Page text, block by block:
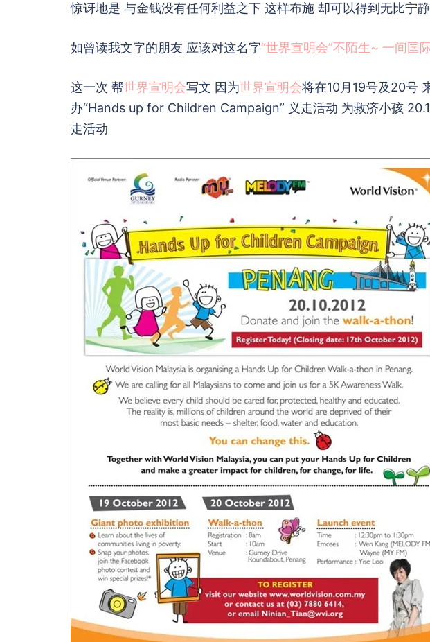
惊讶地是 与金钱没有任何利益之下 这样布施 却可以得到无比宁
如曾读我文字的朋友 应该对这名字“世界宣明会”不陌生~ 一间国
这一次 帮世界宣明会写文 因为世界宣明会将在10月19号及20号
办“Hands up for Children Campaign” 义走活动 为救济小孩
走活动